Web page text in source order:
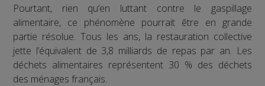
Pourtant, rien qu’en luttant contre le gaspillage
alimentaire, ce phénomène pourrait être en grande
partie résolue. Tous les ans, la restauration collective
jette l’équivalent de 3,8 milliards de repas par an. Les
déchets alimentaires représentent 30 % des déchets
des ménages français.